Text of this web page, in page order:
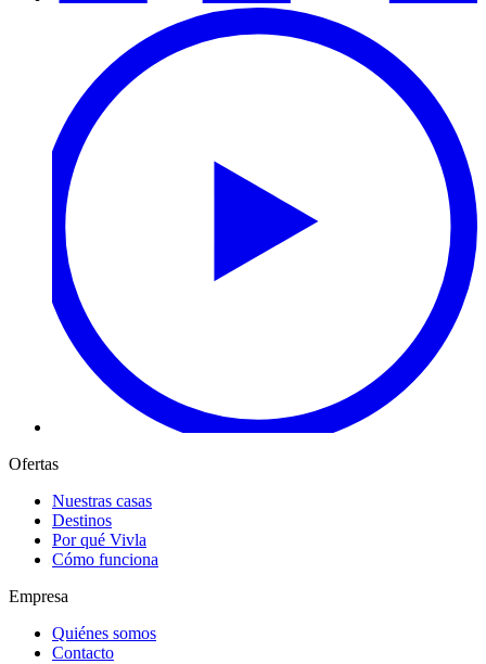
Ofertas
Nuestras casas
Destinos
Por qué Vivla
Cómo funciona
Empresa
Quiénes somos
Contacto